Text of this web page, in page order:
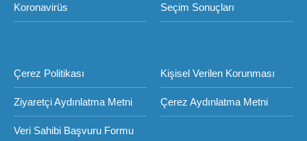
Koronavirüs Seçim Sonuçları
Çerez Politikası Kişisel Verilen Korunması
Ziyaretçi Aydınlatma Metni Çerez Aydınlatma Metni
Veri Sahibi Başvuru Formu